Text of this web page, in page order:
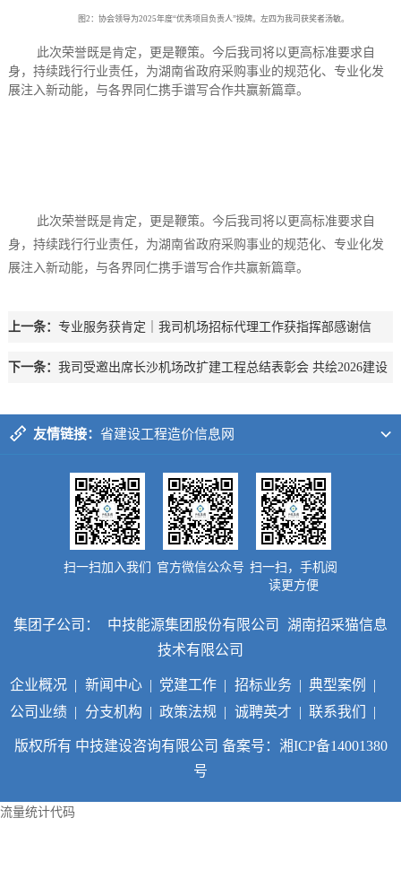
图 2：协会领导为2025年度“优秀项目负责人”授牌。左四为我司获奖者汤敏。
此次荣誉既是肯定，更是鞭策。今后我司将以更高标准要求自
身，持续践行行业责任，为湖南省政府采购事业的规范化、专业化发
展注入新动能，与各界同仁携手谱写合作共赢新篇章。
此次荣誉既是肯定，更是鞭策。今后我司将以更高标准要求自
身，持续践行行业责任，为湖南省政府采购事业的规范化、专业化发
展注入新动能，与各界同仁携手谱写合作共赢新篇章。
上一条： 专业服务获肯定｜我司机场招标代理工作获指挥部感谢信
下一条： 我司受邀出席长沙机场改扩建工程总结表彰会 共绘2026建设
友情链接：省建设工程造价信息网
省招标投标监管网 长沙公共资源交易监管网
中国采购与招标网 市政府采购网
省政府采购网 中国政府采购网
市建设工程招标投标监管网
省建设工程招标投标监管网
扫一扫加入我们 官方微信公众号 扫一扫，手机阅
读更方便
集团子公司： 中技能源集团股份有限公司
湖南招采猫信息
技术有限公司
企业概况 | 新闻中心 | 党建工作 | 招标业务 | 典型案例
|
公司业绩 | 分支机构 | 政策法规 | 诚聘英才 | 联系我们 |
版权所有 中技建设咨询有限公司 备案号：湘ICP备14001380
号
流量统计代码